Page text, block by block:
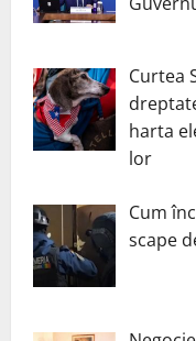
Curtea
harta
lor
Cum
scape